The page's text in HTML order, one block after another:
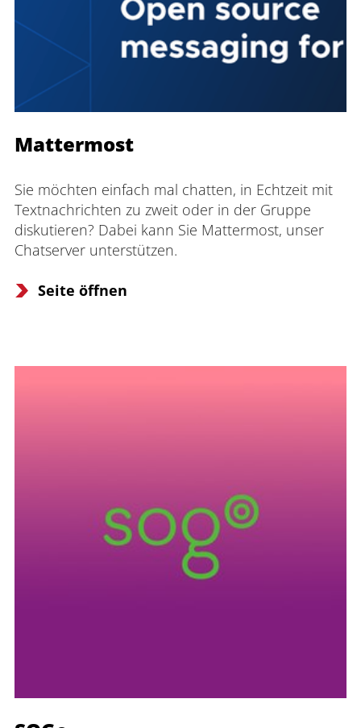
Mattermost
Sie möchten einfach mal chatten, in Echtzeit mit
Textnachrichten zu zweit oder in der Gruppe
diskutieren? Dabei kann Sie Mattermost, unser
Chatserver unterstützen.
Seite öffnen